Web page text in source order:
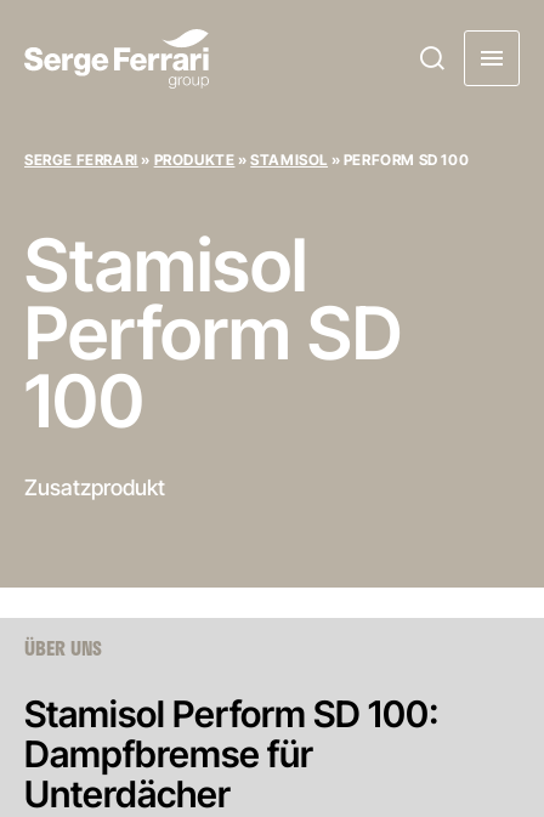
SERGE FERRARI » PRODUKTE »STAMISOL » PERFORM SD 100
Stamisol
Perform SD
100
Zusatzprodukt
ÜBER UNS
Stamisol Perform SD 100:
Dampfbremse für
Unterdächer